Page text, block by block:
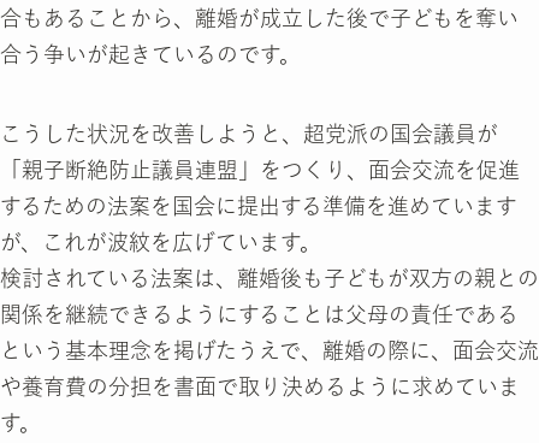
合もあることから、離婚が成立した後で子どもを奪い
合う争いが起きているのです。
こうした状況を改善しようと、超党派の国会議員が
「親子断絶防止議員連盟」をつくり、面会交流を促進
するための法案を国会に提出する準備を進めています
が、これが波紋を広げています。
検討されている法案は、離婚後も子どもが双方の親との
関係を継続できるようにすることは父母の責任である
という基本理念を掲げたうえで、離婚の際に、面会交流
や養育費の分担を書面で取り決めるように求めていま
す。